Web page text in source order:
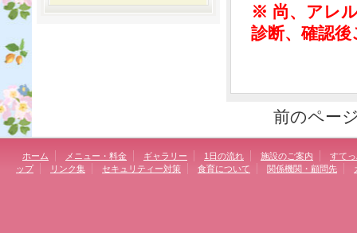
※ 尚、アレ
診断、確認
前のペー
ホーム メニュー・料金 ギャラリー 1日の流れ 施設のご案内
すて
ップ
リンク集 セキュリティー対策 食育について 関係機関・顧問先